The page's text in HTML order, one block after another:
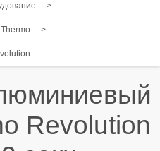
>
>
Revolution